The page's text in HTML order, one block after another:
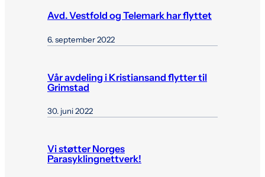
Avd. Vestfold og Telemark har flyttet
6. september 2022
Vår avdeling i Kristiansand flytter til
Grimstad
30. juni 2022
Vi støtter Norges
Parasyklingnettverk!